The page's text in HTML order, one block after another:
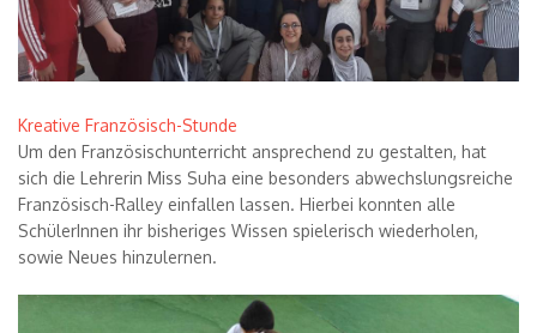
Kreative Französisch-Stunde
Um den Französischunterricht ansprechend zu gestalten, hat
sich die Lehrerin Miss Suha eine besonders abwechslungsreiche
Französisch-Ralley einfallen lassen. Hierbei konnten alle
SchülerInnen ihr bisheriges Wissen spielerisch wiederholen,
sowie Neues hinzulernen.